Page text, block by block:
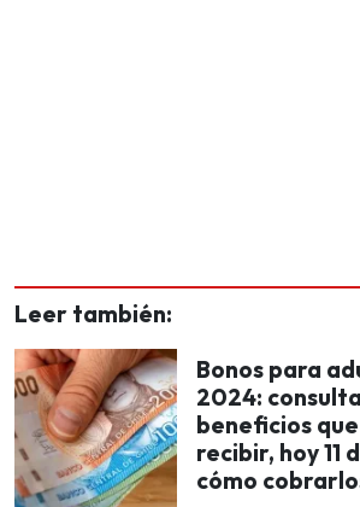
Leer también:
Bonos para
2024:
beneficios
recibir, hoy 11
cómo